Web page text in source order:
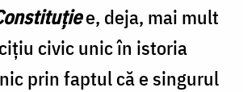
e, deja, mai mult
civic unic în istoria
prin faptul că e singurul